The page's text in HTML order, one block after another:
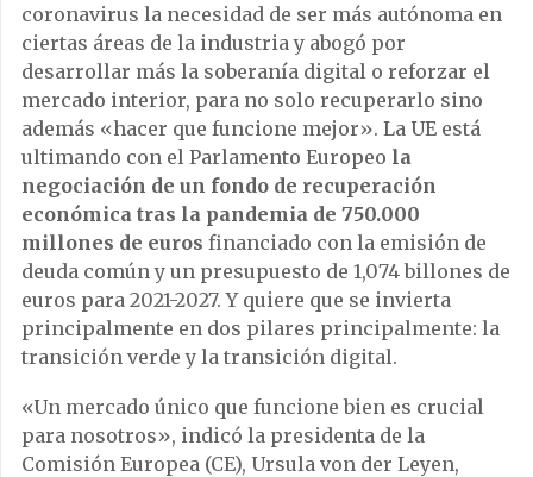
coronavirus la necesidad de ser más autónoma en
ciertas áreas de la industria y abogó por
desarrollar más la soberanía digital o reforzar el
mercado interior, para no solo recuperarlo sino
además «hacer que funcione mejor». La UE está
ultimando con el Parlamento Europeo la
negociación de un fondo de recuperación
económica tras la pandemia de 750.000
millones de euros financiado con la emisión de
deuda común y un presupuesto de 1,074 billones de
euros para 2021-2027. Y quiere que se invierta
principalmente en dos pilares principalmente: la
transición verde y la transición digital.
«Un mercado único que funcione bien es crucial
para nosotros», indicó la presidenta de la
Comisión Europea (CE), Ursula von der Leyen,